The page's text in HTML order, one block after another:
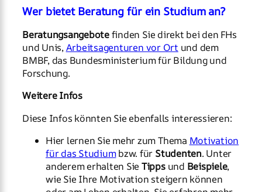
Wer bietet Beratung für ein Studium an?
Beratungsangebotefinden Sie direkt bei den FHs
und Unis,Arbeitsagenturen vor Ort und dem
BMBF, das Bundesministerium für Bildung und
Forschung.
Weitere Infos
Diese Infos könnten Sie ebenfalls interessieren:
Hier lernen Sie mehr zum Thema Motivation
für das Studiumbzw. für Studenten. Unter
anderem erhalten Sie Tippsund Beispiele,
wie Sie Ihre Motivation steigern können